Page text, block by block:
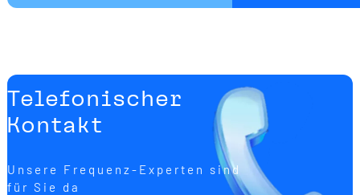
Telefonischer
Kontakt
Unsere Frequenz-Experten sind
für Sie da